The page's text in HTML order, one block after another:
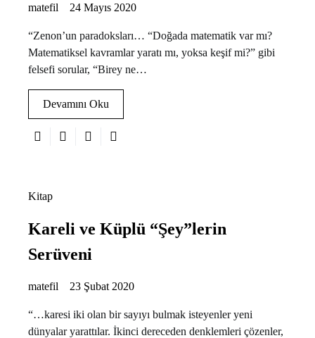
matefil 24 Mayıs 2020
“Zenon’un paradoksları… “Doğada matematik var mı?
Matematiksel kavramlar yaratı mı, yoksa keşif mi?” gibi
felsefi sorular, “Birey ne…
Devamını Oku
Kitap
Kareli ve Küplü “Şey”lerin
Serüveni
matefil 23 Şubat 2020
“…karesi iki olan bir sayıyı bulmak isteyenler yeni
dünyalar yarattılar. İkinci dereceden denklemleri çözenler,